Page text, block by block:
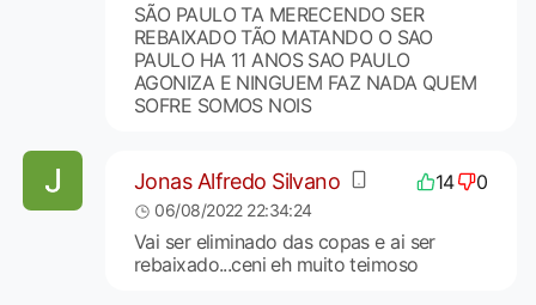
SÃO PAULO TA MERECENDO SER
REBAIXADO TÃO MATANDO O SAO
PAULO HA 11 ANOS SAO PAULO
AGONIZA E NINGUEM FAZ NADA QUEM
SOFRE SOMOS NOIS
Jonas Alfredo Silvano 14 0
06/08/2022 22:34:24
Vai ser eliminado das copas e ai ser
rebaixado...ceni eh muito teimoso